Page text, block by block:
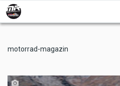
Skip
to
main
motorrad-magazin